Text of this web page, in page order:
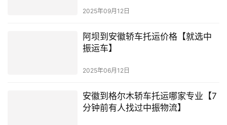
2025年09月12日
阿坝到安徽轿车托运价格【就选中
振运车】
2025年06月12日
安徽到格尔木轿车托运哪家专业【7
分钟前有人找过中振物流】